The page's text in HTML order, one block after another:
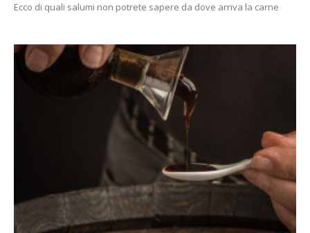
Ecco di quali salumi non potrete sapere da dove arriva la carne